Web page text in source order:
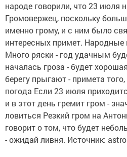
народе говорили, что 23 июля
Громовержец, поскольку
именно грому, и с ним было
интересных примет.
Много ряски - год удачным
началась гроза - будет
берегу прыгают - примета
погода Если 23 июля
и в этот день гремит гром -
ловиться Резкий гром на
говорит о том, что будет
- ожидай ливня. Источник: